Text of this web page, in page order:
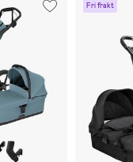
Fri frakt